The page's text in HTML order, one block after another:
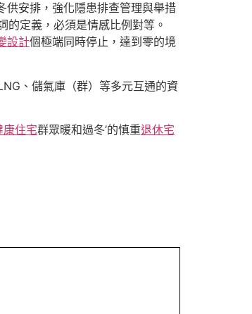
供安排，強化隱患排查管理與舉措
的定義，必須是情感比例對等。
設計個極端同時停止，達到零的境
、儲氣庫（群）等多元互通的資
康住宅群眾暖和過冬’的慎重退休宅